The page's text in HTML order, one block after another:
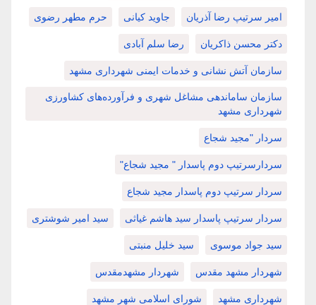
امیر سرتیپ رضا آذریان جاوید کیانی حرم مطهر رضوی
دکتر محسن ذاکریان رضا سلم آبادی
سازمان آتش نشانی و خدمات ایمنی شهرداری مشهد
سازمان ساماندهی مشاغل شهری و فرآورده‌های کشاورزی
شهرداری مشهد
سردار "مجید شجاع
سردارسرتیپ دوم پاسدار " مجید شجاع"
سردار سرتیپ دوم پاسدار مجید شجاع
سردار سرتیپ پاسدار سید هاشم غیاثی سید امیر شوشتری
سید جواد موسوی سید خلیل منبتی
شهردار مشهد مقدس شهردار مشهدمقدس
شهرداری مشهد شورای اسلامی شهر مشهد